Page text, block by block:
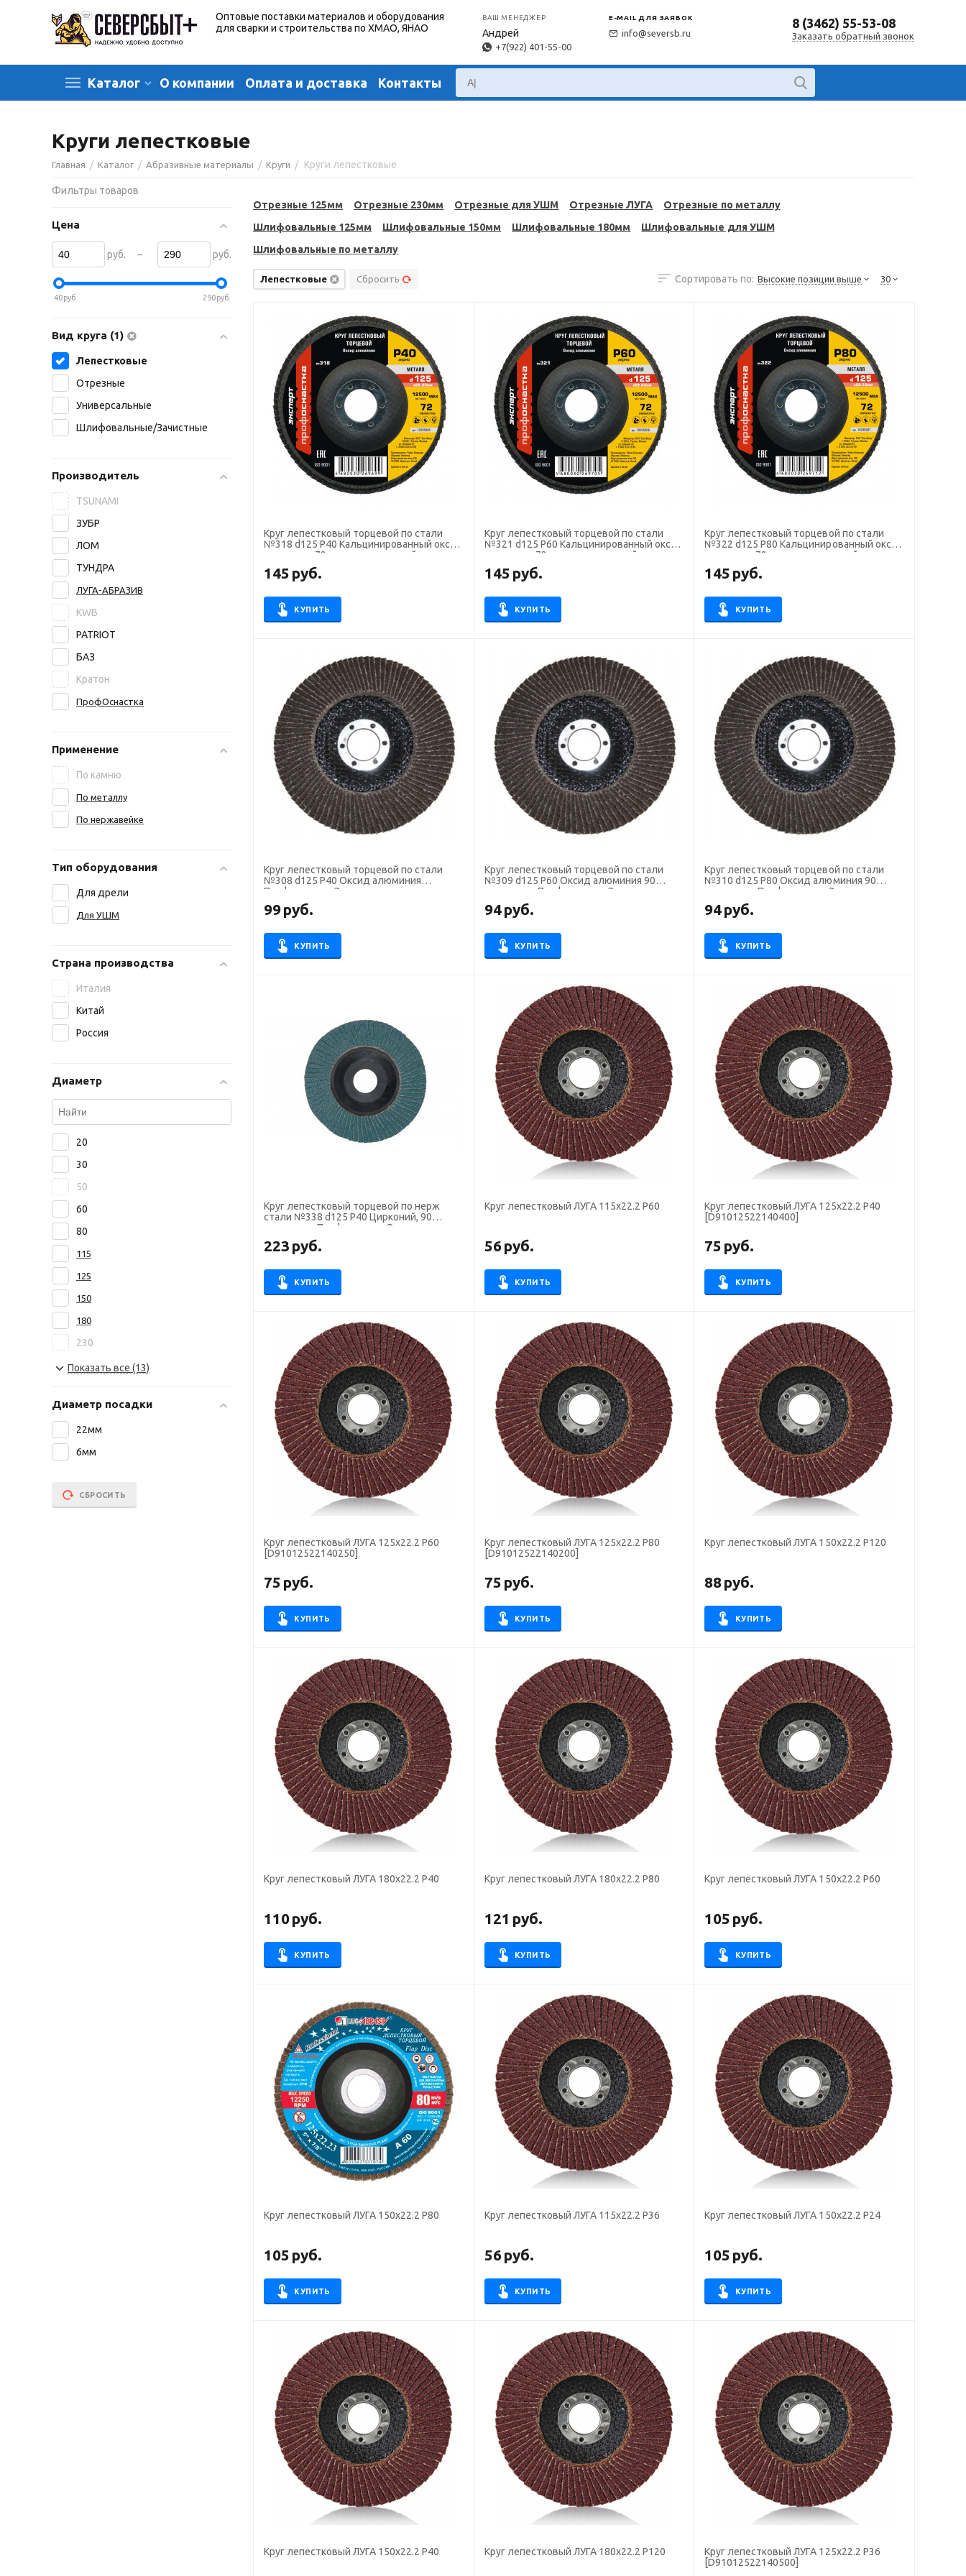
Оптовые поставки материалов и оборудования
для сварки и строительства по ХМАО, ЯНАО
ВАШ МЕНЕДЖЕР
Андрей
+7(922) 401-55-00
E-MAIL ДЛЯ ЗАЯВОК
info@seversb.ru
8 (3462) 55-53-08
Заказать обратный звонок
Каталог О компании Оплата и доставка Контакты
Круги лепестковые
Главная / Каталог / Абразивные материалы / Круги / Круги лепестковые
Отрезные 125мм Отрезные 230мм Отрезные для УШМ Отрезные ЛУГА
Отрезные по металлу
Шлифовальные 125мм
Шлифовальные 150мм Шлифовальные 180мм
Шлифовальные для УШМ
Шлифовальные по металлу
Лепестковые Сбросить Сортировать по: Высокие позиции выше 30
Круг лепестковый торцевой по стали
№318 d125 P40 Кальцинированный оксид
алюминия 72 сегмента, плоский
Профоснастка Эксперт
145 руб.
КУПИТЬ
Круг лепестковый торцевой по стали
№321 d125 P60 Кальцинированный оксид
алюминия 72 сегмента, плоский
Профоснастка Эксперт
145 руб.
КУПИТЬ
Круг лепестковый торцевой по стали
№322 d125 P80 Кальцинированный оксид
алюминия 72 сегмента, плоский
Профоснастка Эксперт
145 руб.
КУПИТЬ
Круг лепестковый торцевой по стали
№308 d125 P40 Оксид алюминия
Профоснастка Эксперт
99руб.
КУПИТЬ
Круг лепестковый торцевой по стали
№309 d125 P60 Оксид алюминия 90
сегментов Профоснастка Эксперт
94руб.
КУПИТЬ
Круг лепестковый торцевой по стали
№310 d125 P80 Оксид алюминия 90
сегментов Профоснастка Эксперт
94руб.
КУПИТЬ
Круг лепестковый торцевой по нерж
стали №338 d125 P40 Цирконий, 90
сегментов Профоснастка Эксперт
223 руб.
КУПИТЬ
Круг лепестковый ЛУГА 115х22.2 P60
56руб.
КУПИТЬ
Круг лепестковый ЛУГА 125х22.2 Р40
[D91012522140400]
75 руб.
КУПИТЬ
Круг лепестковый ЛУГА 125х22.2 Р60
[D91012522140250]
75 руб.
КУПИТЬ
Круг лепестковый ЛУГА 125х22.2 Р80
[D91012522140200]
75 руб.
КУПИТЬ
Круг лепестковый ЛУГА 150х22.2 Р120
88руб.
КУПИТЬ
Круг лепестковый ЛУГА 180х22.2 Р40
110руб.
КУПИТЬ
Круг лепестковый ЛУГА 180х22.2 Р80
121 руб.
КУПИТЬ
Круг лепестковый ЛУГА 150х22.2 Р60
105 руб.
КУПИТЬ
Круг лепестковый ЛУГА 150х22.2 Р80
105 руб.
КУПИТЬ
Круг лепестковый ЛУГА 115х22.2 P36
56руб.
КУПИТЬ
Круг лепестковый ЛУГА 150х22.2 Р24
105 руб.
КУПИТЬ
Круг лепестковый ЛУГА 150х22.2 Р40 Круг лепестковый ЛУГА 180х22.2 Р120
Круг лепестковый ЛУГА 125х22.2 Р36
[D91012522140500]
Фильтры товаров
Цена
руб. – руб.
40руб. 290руб.
Вид круга (1)
Лепестковые
Отрезные
Универсальные
Шлифовальные/Зачистные
Производитель
TSUNAMI
ЗУБР
ЛОМ
ТУНДРА
ЛУГА-АБРАЗИВ
KWB
PATRIOT
БАЗ
Кратон
ПрофОснастка
Применение
По камню
По металлу
По нержавейке
Тип оборудования
Для дрели
Для УШМ
Страна производства
Италия
Китай
Россия
Диаметр
20
30
50
60
80
115
125
150
180
230
355
500
Показать все (13)
Диаметр посадки
22мм
6мм
СБРОСИТЬ